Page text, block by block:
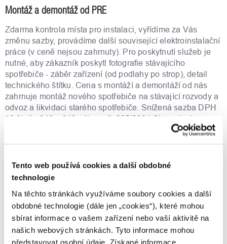
Tento web používá cookies a další obdobné
technologie
Na těchto stránkách využíváme soubory cookies a další
obdobné technologie (dále jen „cookies“), které mohou
sbírat informace o vašem zařízení nebo vaší aktivitě na
našich webových stránkách. Tyto informace mohou
představovat osobní údaje. Získané informace
Montáž a demontáž od PRE
Zdarma kontrola místa pro instalaci, vyřídíme za Vás
změnu sazby, provádíme další související elektroinstalační
práce (v ceně nejsou zahrnuty). Pro poskytnutí služeb je
nutné, aby zákazník poskytl fotografie stávajícího
spotřebiče - záběr zařízení (od podlahy po strop), detail
technického štítku. Cena s montáží a demontáží od nás
zahrnuje montáž nového spotřebiče na stávající rozvody a
odvoz a likvidaci starého spotřebiče. Snížená sazba DPH
12 % dle §48 a §49 zákona č. 235/2004 Sb., o dani z
přidané hodnoty, pouze v případě, pokud jsou dodávané
příslušenství a objekt splňuje definici sociálního bydlení.
Podmínkou pro přiznání snížené sazby DPH je podepsání
Prahu a Roztoky účtujeme 27,83 Kč s DPH/km, v případě
montáže v Praze a Roztokách je doprava zdarma.
Funkce